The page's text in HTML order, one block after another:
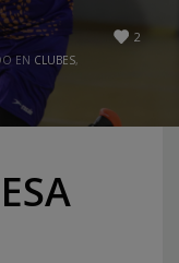
2
EN CLUBES,